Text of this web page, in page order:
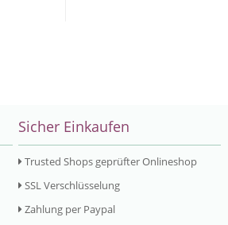
Sicher Einkaufen
Trusted Shops geprüfter Onlineshop
SSL Verschlüsselung
Zahlung per Paypal